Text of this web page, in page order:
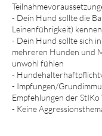
- Dein Hund sollte die
Leinenführigkeit) kennen
- Dein Hund sollte sich
mehreren Hunden und
unwohl fühlen
-
- Impfungen/
Empfehlungen der StIKo
- Keine